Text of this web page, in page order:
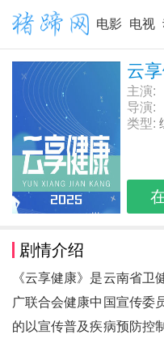
电影 电视
云
主演:
导演:
类型:
剧情介绍
《云享健康》是云南省卫
广联合会健康中国宣传委
的以宣传普及疾病预防控